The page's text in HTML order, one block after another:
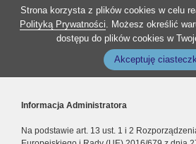
Strona korzysta z plików cookies w celu
Polityką Prywatności. Możesz określić
dostępu do plików cookies w
Akceptuję
Informacja Administratora
Na podstawie art. 13 ust. 1 i 2